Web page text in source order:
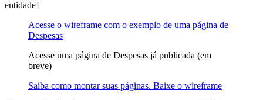
entidade]
Acesse o wireframe com o exemplo de uma página de
Despesas
Acesse uma página de Despesas já publicada (em
breve)
Saiba como montar suas páginas. Baixe o wireframe